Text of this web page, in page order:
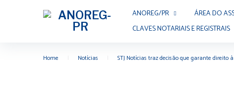
ANOREG/PR ÁREA DO
CLAVES NOTARIAIS E REGISTRAIS
Home Notícias STJ Notícias traz decisão que garante direito